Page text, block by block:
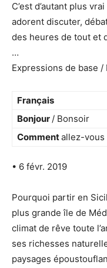
C’est d’autant plus
adorent discuter,
des heures de tout et
…
Expressions de base /
Français
Bonjour / Bonsoir
Commentallez-vous
• 6 févr. 2019
Pourquoi partir en
plus grande île de
climat de rêve toute
ses richesses
paysages